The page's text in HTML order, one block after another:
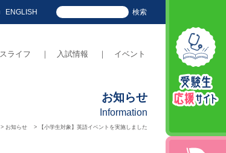
ENGLISH
ライフ ｜ 入試情報 ｜ イベント
お知らせ
Information
> お知らせ > 【小学生対象】英語イベントを実施しました